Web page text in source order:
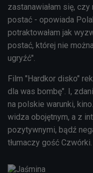
zastanawiałam się,
postać - opowiada
potraktowałam jak
postać, której nie
ugryźć".
Film "Hardkor disko"
dla was bombę". I,
na polskie warunki,
widza obojętnym, a z
pozytywnymi, bądź
tłumaczy gość Czwórki.